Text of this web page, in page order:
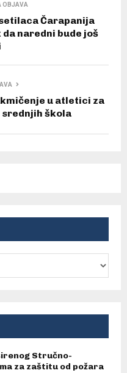
OBJAVA
Čarapanija
naredni bude još
u atletici za
srednjih škola
Stručno-
za zaštitu od požara